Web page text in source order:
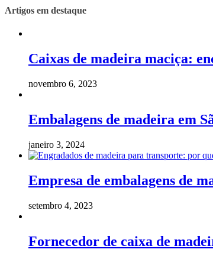
Artigos em destaque
Caixas de madeira maciça:
novembro 6, 2023
Embalagens de madeira em
janeiro 3, 2024
Empresa de embalagens de
setembro 4, 2023
Fornecedor de caixa de